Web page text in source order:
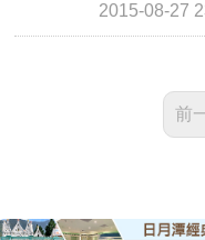
2015-08-27
前